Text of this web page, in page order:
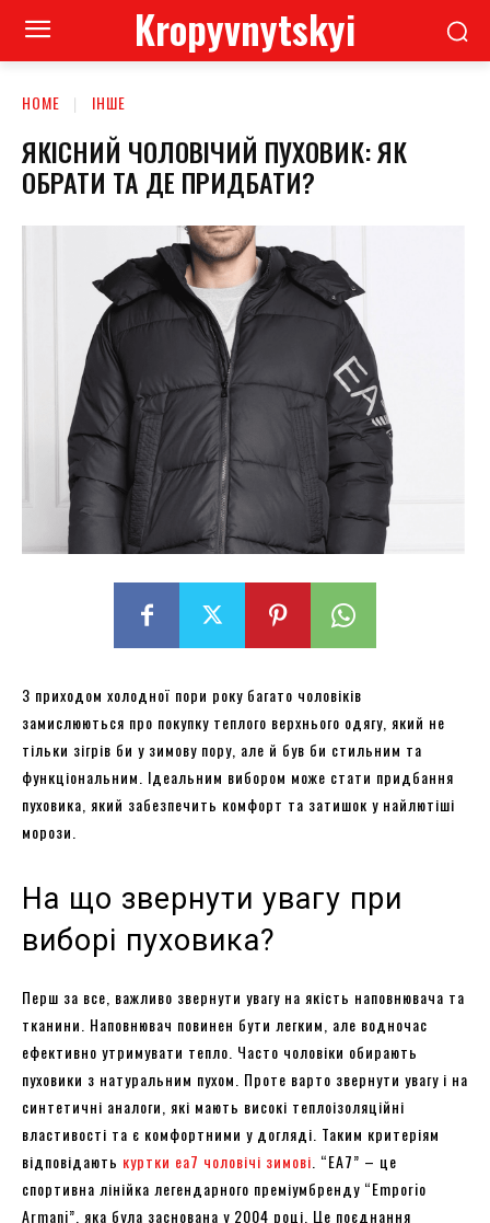
Kropyvnytskyi
HOME ІНШЕ
ЯКІСНИЙ ЧОЛОВІЧИЙ ПУХОВИК: ЯК
ОБРАТИ ТА ДЕ ПРИДБАТИ?
З приходом холодної пори року багато чоловіків
замислюються про покупку теплого верхнього одягу, який не
тільки зігрів би у зимову пору, але й був би стильним та
функціональним. Ідеальним вибором може стати придбання
пуховика, який забезпечить комфорт та затишок у найлютіші
морози.
На що звернути увагу при
виборі пуховика?
Перш за все, важливо звернути увагу на якість наповнювача та
тканини. Наповнювач повинен бути легким, але водночас
ефективно утримувати тепло. Часто чоловіки обирають
пуховики з натуральним пухом. Проте варто звернути увагу і на
синтетичні аналоги, які мають високі теплоізоляційні
властивості та є комфортними у догляді. Таким критеріям
відповідають куртки ea7 чоловічі зимові . “EA7” – це
спортивна лінійка легендарного преміумбренду “Emporio
Armani”, яка була заснована у 2004 році. Це поєднання